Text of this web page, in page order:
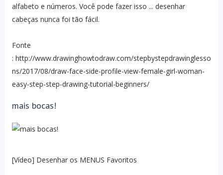
alfabeto e números. Você pode fazer isso ... desenhar
cabeças nunca foi tão fácil.
Fonte
: http://www.drawinghowtodraw.com/stepbystepdrawinglesso
ns/2017/08/draw-face-side-profile-view-female-girl-woman-
easy-step-step-drawing-tutorial-beginners/
mais bocas!
[Vídeo] Desenhar os MENUS Favoritos